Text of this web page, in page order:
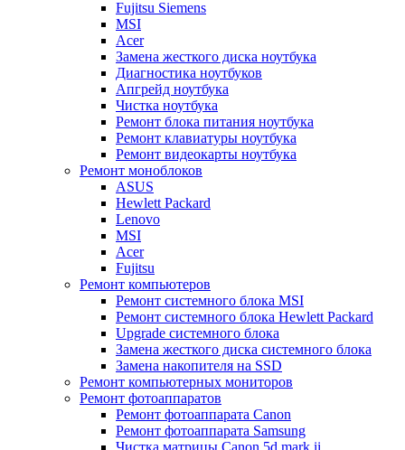
Fujitsu Siemens
MSI
Acer
Замена жесткого диска ноутбука
Диагностика ноутбуков
Апгрейд ноутбука
Чистка ноутбука
Ремонт блока питания ноутбука
Ремонт клавиатуры ноутбука
Ремонт видеокарты ноутбука
Ремонт моноблоков
ASUS
Hewlett Packard
Lenovo
MSI
Acer
Fujitsu
Ремонт компьютеров
Ремонт системного блока MSI
Ремонт системного блока Hewlett Packard
Upgrade системного блока
Замена жесткого диска системного блока
Замена накопителя на SSD
Ремонт компьютерных мониторов
Ремонт фотоаппаратов
Ремонт фотоаппарата Canon
Ремонт фотоаппарата Samsung
Чистка матрицы Canon 5d mark ii